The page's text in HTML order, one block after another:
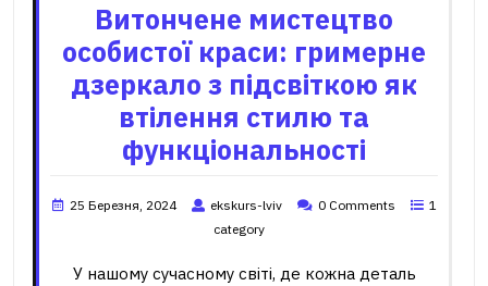
Витончене мистецтво
особистої краси: гримерне
дзеркало з підсвіткою як
втілення стилю та
функціональності
25 Березня, 2024 ekskurs-lviv 0 Comments
1
category
У нашому сучасному світі, де кожна деталь